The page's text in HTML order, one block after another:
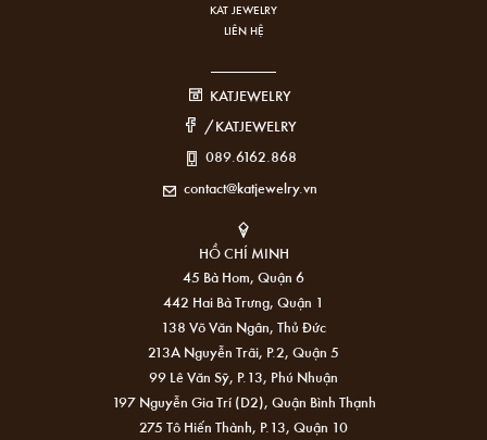
KAT JEWELRY
LIÊN HỆ
KATJEWELRY
/KATJEWELRY
089.6162.868
contact@katjewelry.vn
HỒ CHÍ MINH
45 Bà Hom, Quận 6
442 Hai Bà Trưng, Quận 1
138 Võ Văn Ngân, Thủ Đức
213A Nguyễn Trãi, P.2, Quận 5
99 Lê Văn Sỹ, P.13, Phú Nhuận
197 Nguyễn Gia Trí (D2), Quận Bình Thạnh
275 Tô Hiến Thành, P.13, Quận 10